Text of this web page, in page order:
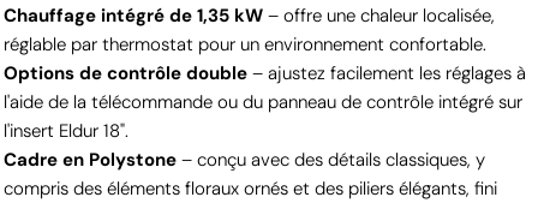
Chauffage intégré de 1,35 kW– offre une chaleur localisée,
réglable par thermostat pour un environnement confortable.
Options de contrôle double– ajustez facilement les réglages à
l'aide de la télécommande ou du panneau de contrôle intégré sur
l'insert Eldur 18".
Cadre en Polystone– conçu avec des détails classiques, y
compris des éléments floraux ornés et des piliers élégants, fini